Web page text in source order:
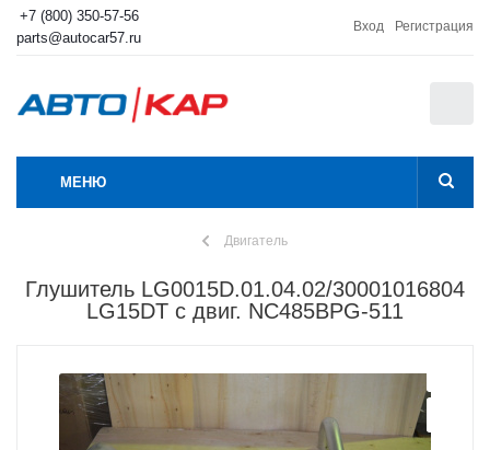
+7 (800) 350-57-56
parts@autocar57.ru
Вход Регистрация
МЕНЮ
Двигатель
Глушитель LG0015D.01.04.02/30001016804
LG15DT с двиг. NC485BPG-511